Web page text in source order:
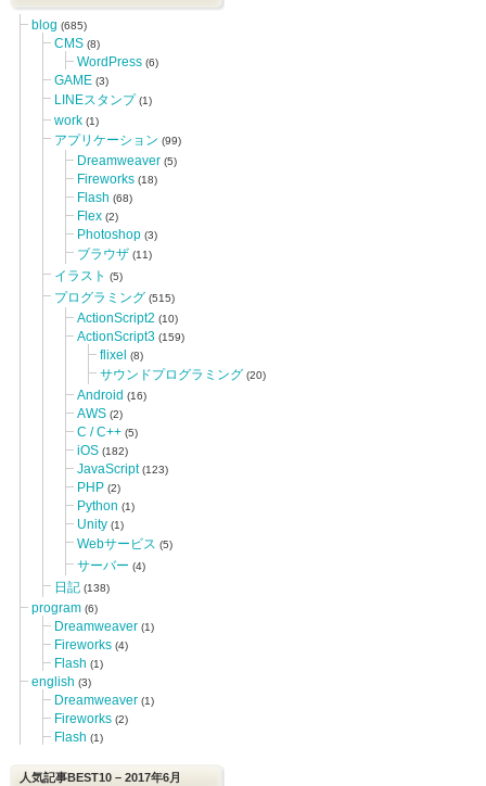
blog (685)
CMS (8)
WordPress (6)
GAME (3)
LINEスタンプ (1)
work (1)
アプリケーション (99)
Dreamweaver (5)
Fireworks (18)
Flash (68)
Flex (2)
Photoshop (3)
ブラウザ (11)
イラスト (5)
プログラミング (515)
ActionScript2 (10)
ActionScript3 (159)
flixel (8)
サウンドプログラミング (20)
Android (16)
AWS (2)
C / C++ (5)
iOS (182)
JavaScript(123)
PHP (2)
Python (1)
Unity (1)
Webサービス (5)
サーバー (4)
日記 (138)
program (6)
Dreamweaver (1)
Fireworks (4)
Flash (1)
english (3)
Dreamweaver (1)
Fireworks (2)
Flash (1)
人気記事BEST10 – 2017年6月